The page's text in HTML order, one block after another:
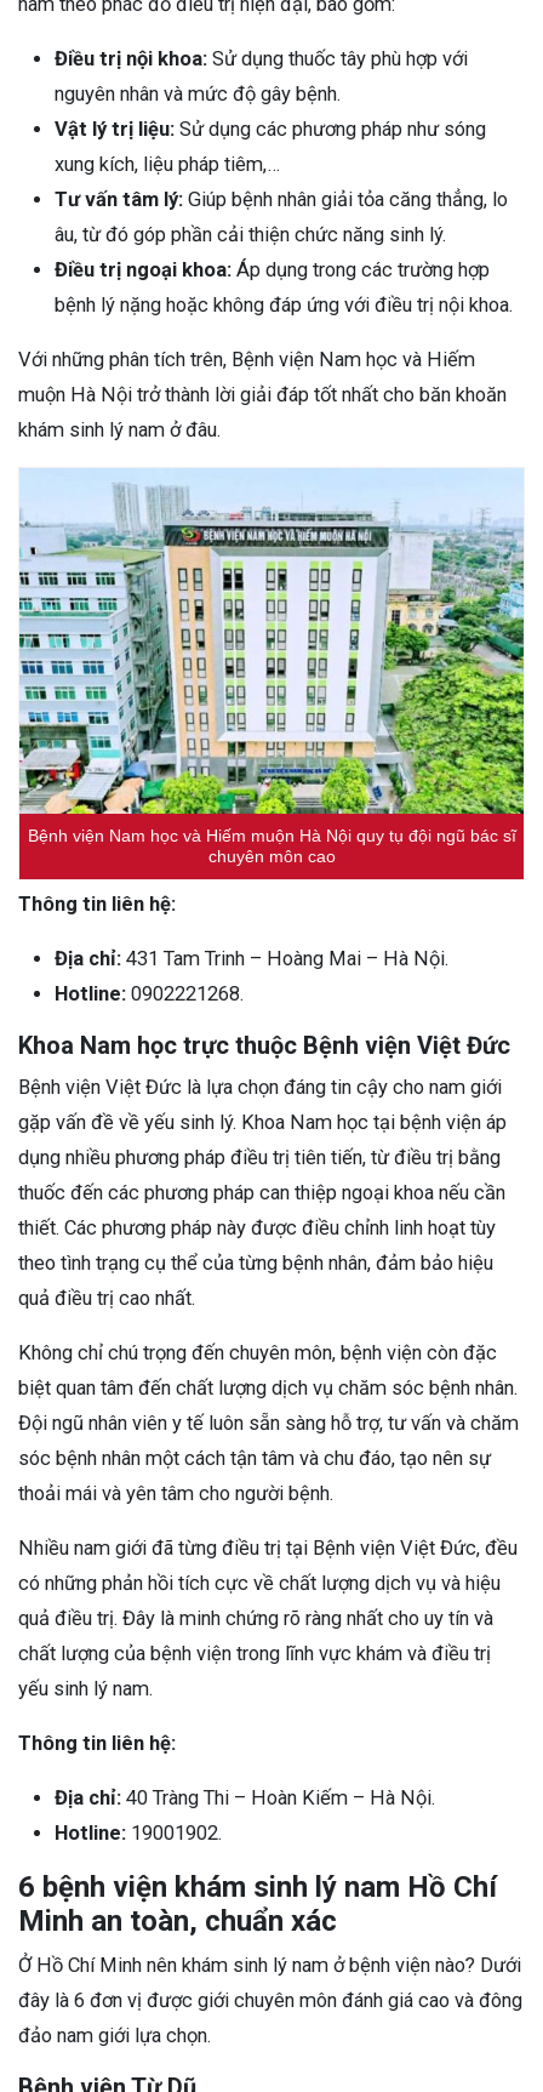
Điều trị nội khoa: Sử dụng thuốc tây phù hợp với
nguyên nhân và mức độ gây bệnh.
Vật lý trị liệu: Sử dụng các phương pháp như sóng
xung kích, liệu pháp tiêm,…
Tư vấn tâm lý: Giúp bệnh nhân giải tỏa căng thẳng, lo
âu, từ đó góp phần cải thiện chức năng sinh lý.
Điều trị ngoại khoa: Áp dụng trong các trường hợp
bệnh lý nặng hoặc không đáp ứng với điều trị nội khoa.
Với những phân tích trên, Bệnh viện Nam học và Hiếm
muộn Hà Nội trở thành lời giải đáp tốt nhất cho băn khoăn
khám sinh lý nam ở đâu.
Bệnh viện Nam học và Hiếm muộn Hà Nội quy tụ đội ngũ bác sĩ
chuyên môn cao
Thông tin liên hệ:
Địa chỉ: 431 Tam Trinh – Hoàng Mai – Hà Nội.
Hotline: 0902221268.
Khoa Nam học trực thuộc Bệnh viện Việt Đức
Bệnh viện Việt Đức là lựa chọn đáng tin cậy cho nam giới
gặp vấn đề về yếu sinh lý. Khoa Nam học tại bệnh viện áp
dụng nhiều phương pháp điều trị tiên tiến, từ điều trị bằng
thuốc đến các phương pháp can thiệp ngoại khoa nếu cần
thiết. Các phương pháp này được điều chỉnh linh hoạt tùy
theo tình trạng cụ thể của từng bệnh nhân, đảm bảo hiệu
quả điều trị cao nhất.
Không chỉ chú trọng đến chuyên môn, bệnh viện còn đặc
biệt quan tâm đến chất lượng dịch vụ chăm sóc bệnh nhân.
Đội ngũ nhân viên y tế luôn sẵn sàng hỗ trợ, tư vấn và chăm
sóc bệnh nhân một cách tận tâm và chu đáo, tạo nên sự
thoải mái và yên tâm cho người bệnh.
Nhiều nam giới đã từng điều trị tại Bệnh viện Việt Đức, đều
có những phản hồi tích cực về chất lượng dịch vụ và hiệu
quả điều trị. Đây là minh chứng rõ ràng nhất cho uy tín và
chất lượng của bệnh viện trong lĩnh vực khám và điều trị
yếu sinh lý nam.
Thông tin liên hệ:
Địa chỉ: 40 Tràng Thi – Hoàn Kiếm – Hà Nội.
Hotline: 19001902.
6 bệnh viện khám sinh lý nam Hồ Chí
Minh an toàn, chuẩn xác
Ở Hồ Chí Minh nên khám sinh lý nam ở bệnh viện nào? Dưới
đây là 6 đơn vị được giới chuyên môn đánh giá cao và đông
đảo nam giới lựa chọn.